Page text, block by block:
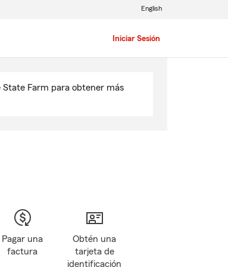
Iniciar Sesión
English
State Farm para obtener más
Pagar una
factura
Obtén una
tarjeta de
identificación